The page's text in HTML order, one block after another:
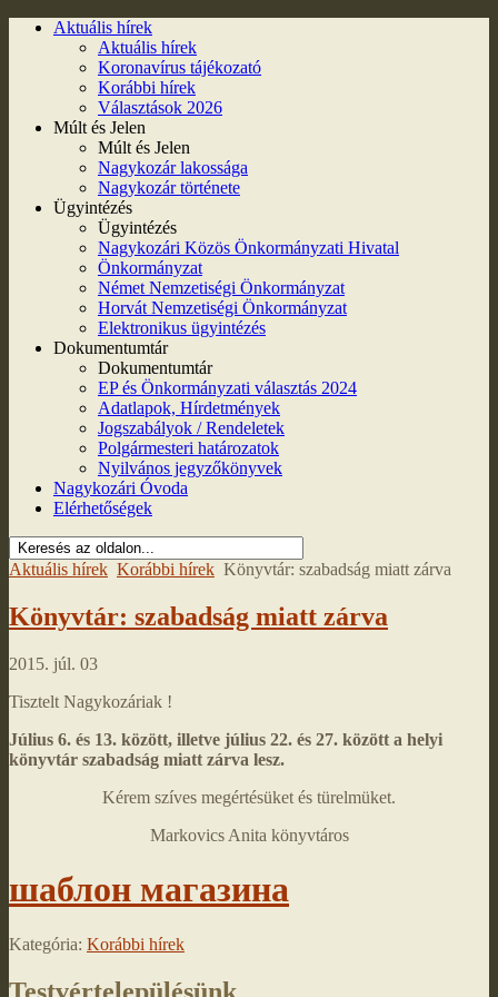
Aktuális hírek
Aktuális hírek
Koronavírus tájékozató
Korábbi hírek
Választások 2026
Múlt és Jelen
Múlt és Jelen
Nagykozár lakossága
Nagykozár története
Ügyintézés
Ügyintézés
Nagykozári Közös Önkormányzati Hivatal
Önkormányzat
Német Nemzetiségi Önkormányzat
Horvát Nemzetiségi Önkormányzat
Elektronikus ügyintézés
Dokumentumtár
Dokumentumtár
EP és Önkormányzati választás 2024
Adatlapok, Hírdetmények
Jogszabályok / Rendeletek
Polgármesteri határozatok
Nyilvános jegyzőkönyvek
Nagykozári Óvoda
Elérhetőségek
Aktuális hírek Korábbi hírek Könyvtár: szabadság miatt zárva
Könyvtár: szabadság miatt zárva
2015. júl. 03
Tisztelt Nagykozáriak !
Július 6. és 13. között, illetve július 22. és 27. között a helyi
könyvtár szabadság miatt zárva lesz.
Kérem szíves megértésüket és türelmüket.
Markovics Anita könyvtáros
шаблон магазина
Kategória: Korábbi hírek
Testvértelepülésünk